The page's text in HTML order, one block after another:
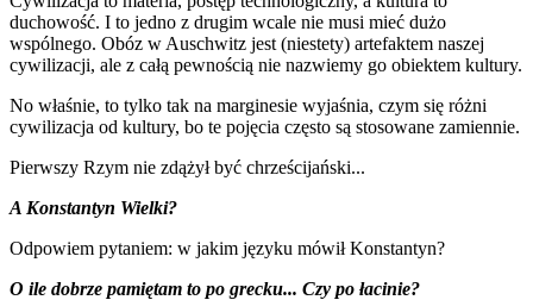
duchowość. I to jedno z drugim wcale nie musi mieć dużo
wspólnego. Obóz w Auschwitz jest (niestety) artefaktem naszej
cywilizacji, ale z całą pewnością nie nazwiemy go obiektem kultury.
No właśnie, to tylko tak na marginesie wyjaśnia, czym się różni
cywilizacja od kultury, bo te pojęcia często są stosowane zamiennie.
Pierwszy Rzym nie zdążył być chrześcijański...
A Konstantyn Wielki?
Odpowiem pytaniem: w jakim języku mówił Konstantyn?
O ile dobrze pamiętam to po grecku... Czy po łacinie?